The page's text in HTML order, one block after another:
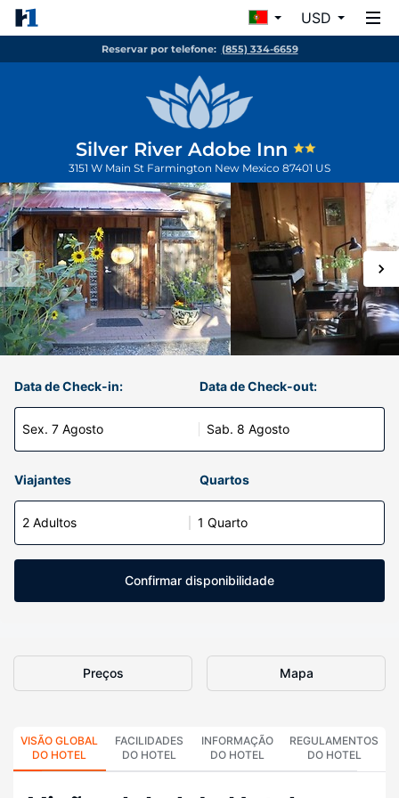
USD
Reservar por telefone: (855) 334-6659
Silver River Adobe Inn
3151 W Main St Farmington New Mexico 87401 US
Data de Check-in:
Sex. 7 Agosto
Data de Check-out:
Sab. 8 Agosto
Viajantes Quartos
2 Adultos 1 Quarto
Confirmar disponibilidade
Preços Mapa
VISÃO GLOBAL
DO HOTEL
FACILIDADES
DO HOTEL
INFORMAÇÃO
DO HOTEL
REGULAMENTOS
DO HOTEL